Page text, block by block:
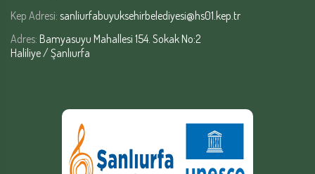
Kep Adresi: sanliurfabuyuksehirbelediyesi@hs01.kep.tr
Adres: Bamyasuyu Mahallesi 154. Sokak No:2
Haliliye / Şanlıurfa